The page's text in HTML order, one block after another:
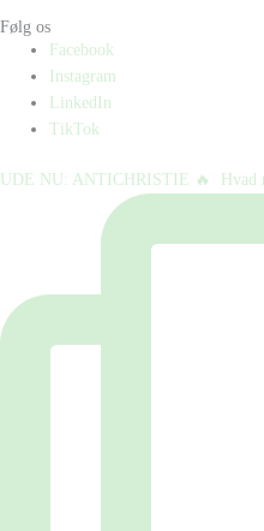
Følg os
Facebook
Instagram
LinkedIn
TikTok
UDE NU: ANTICHRISTIE 🔥⁠ ⁠ Hvad